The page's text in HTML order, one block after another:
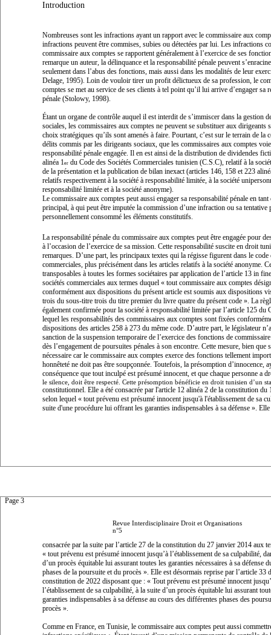
Introduction
Nombreuses sont les infractions ayant un rapport avec le commissaire aux
infractions peuvent être commises, subies ou détectées par lui. Les infractions
commissaire aux comptes se rapportent généralement à l’exercice de ses
remarque un auteur, la délinquance et la responsabilité pénale peuvent
seulement dans l’abus des fonctions, mais aussi dans les modalités de leur
Delage, 1995). Loin de vouloir tirer un profit délictueux de sa profession, le
comptes se met au service de ses clients à tel point qu’il lui arrive d’engager sa
pénale (Stolowy, 1998).
Étant un organe de contrôle auquel il est interdit de s’immiscer dans la gestion
sociales, les commissaires aux comptes ne peuvent se substituer aux dirigeants
choix stratégiques qu’ils sont amenés à faire. Pourtant, c’est sur le terrain de la
délits commis par les dirigeants sociaux, que les commissaires aux comptes
responsabilité pénale engagée. Il en est ainsi de la distribution de dividendes
alinéa 1er du Code des Sociétés Commerciales tunisien (C.S.C), relatif à la
de la présentation et la publication de bilan inexact (articles 146, 158 et 223
relatifs respectivement à la société à responsabilité limitée, à la société
responsabilité limitée et à la société anonyme).
Le commissaire aux comptes peut aussi engager sa responsabilité pénale en tant
principal, à qui peut être imputée la commission d’une infraction ou sa tentative
personnellement consommé les éléments constitutifs.
La responsabilité pénale du commissaire aux comptes peut être engagée pour
à l’occasion de l’exercice de sa mission. Cette responsabilité suscite en droit
remarques. D’une part, les principaux textes qui la régisse figurent dans le code
commerciales, plus précisément dans les articles relatifs à la société anonyme.
transposables à toutes les formes sociétaires par application de l’article 13 in
sociétés commerciales aux termes duquel « tout commissaire aux comptes
conformément aux dispositions du présent article est soumis aux dispositions
trois du sous-titre trois du titre premier du livre quatre du présent code ». La
également confirmée pour la société à responsabilité limitée par l’article 125 du
lequel les responsabilités des commissaires aux comptes sont fixées
dispositions des articles 258 à 273 du même code. D’autre part, le législateur
sanction de la suspension temporaire de l’exercice des fonctions de
dès l’engagement de poursuites pénales à son encontre. Cette mesure, bien que
nécessaire car le commissaire aux comptes exerce des fonctions tellement
honnêteté ne doit pas être soupçonnée. Toutefois, la présomption d’innocence,
conséquence que tout inculpé est présumé innocent, et que chaque personne a
le silence, doit être respecté. Cette présomption bénéficie en droit tunisien d’un
constitutionnel. Elle a été consacrée par l'article 12 alinéa 2 de la constitution du
selon lequel « tout prévenu est présumé innocent jusqu'à l'établissement de sa
suite d'une procédure lui offrant les garanties indispensables à sa défense ». Elle
Page 3
Revue Interdisciplinaire Droit et Organisations
n°5
consacrée par la suite par l’article 27 de la constitution du 27 janvier 2014 aux
« tout prévenu est présumé innocent jusqu’à l’établissement de sa culpabilité,
d’un procès équitable lui assurant toutes les garanties nécessaires à sa défense
phases de la poursuite et du procès ». Elle est désormais reprise par l’article 33
constitution de 2022 disposant que : « Tout prévenu est présumé innocent
l’établissement de sa culpabilité, à la suite d’un procès équitable lui assurant
garanties indispensables à sa défense au cours des différentes phases des
procès ».
Comme en France, en Tunisie, le commissaire aux comptes peut aussi